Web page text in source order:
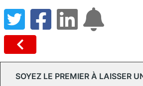
SOYEZ LE PREMIER À LAISSER